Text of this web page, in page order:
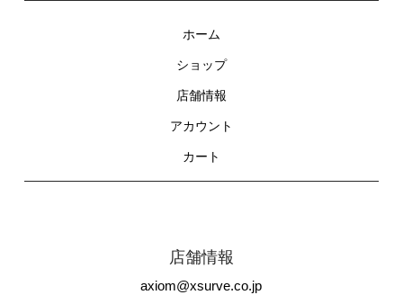
ホーム
ショップ
店舗情報
アカウント
カート
店舗情報
axiom@xsurve.co.jp